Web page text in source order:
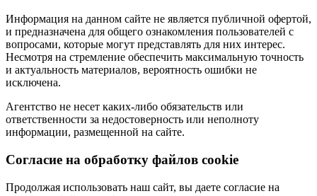
Информация на данном сайте не является публичной офертой,
и предназначена для общего ознакомления пользователей с
вопросами, которые могут представлять для них интерес.
Несмотря на стремление обеспечить максимальную точность
и актуальность материалов, вероятность ошибки не
исключена.
Агентство не несет каких-либо обязательств или
ответственности за недостоверность или неполноту
информации, размещенной на сайте.
Cогласие на обработку файлов cookie
Продолжая использовать наш сайт, вы даете согласие на